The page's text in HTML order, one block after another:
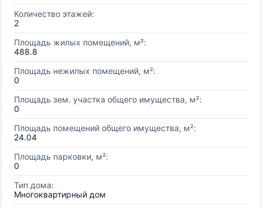
Количество этажей:
2
Площадь жилых помещений, м²:
488.8
Площадь нежилых помещений, м²:
0
Площадь зем. участка общего имущества, м²:
0
Площадь помещений общего имущества, м²:
24.04
Площадь парковки, м²:
0
Тип дома:
Многоквартирный дом